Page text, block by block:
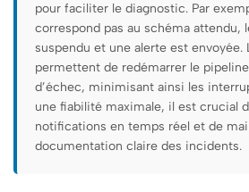
pour faciliter le diagnostic. Par
correspond pas au schéma attendu,
suspendu et une alerte est envoyée.
permettent de redémarrer le
d’échec, minimisant ainsi les
une fiabilité maximale, il est crucial
notifications en temps réel et de
documentation claire des incidents.